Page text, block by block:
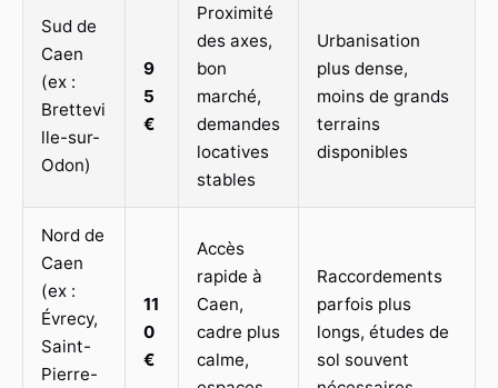
Sud de
Caen
(ex :
Brettevi
lle-sur-
Odon)
9
5
€
Proximité
des axes,
bon
marché,
demandes
locatives
stables
Urbanisation
plus dense,
moins de grands
terrains
disponibles
Nord de
Caen
(ex :
Évrecy,
Saint-
Pierre-
11
0
€
Accès
rapide à
Caen,
cadre plus
calme,
Raccordements
parfois plus
longs, études de
sol souvent